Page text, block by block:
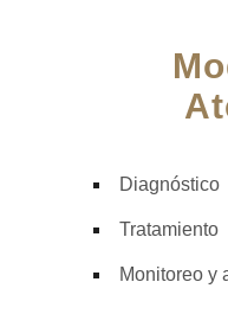
Diagnóstico
Tratamiento
Monitoreo y